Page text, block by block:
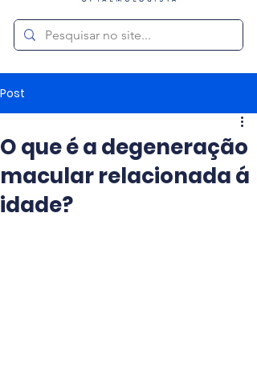
Post
O que é a degeneração
macular relacionada á
idade?